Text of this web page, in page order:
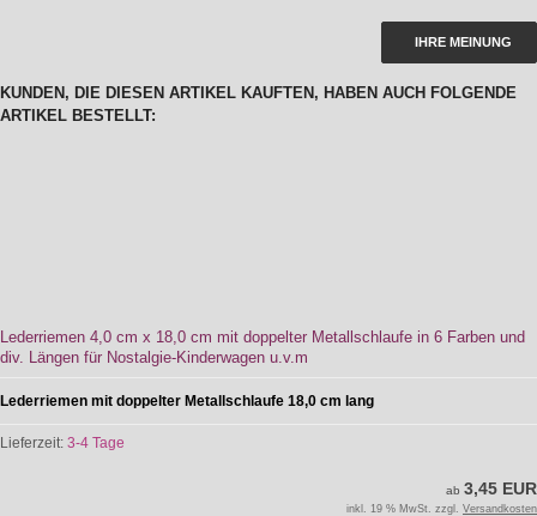
IHRE MEINUNG
KUNDEN, DIE DIESEN ARTIKEL KAUFTEN, HABEN AUCH FOLGENDE
ARTIKEL BESTELLT:
Lederriemen 4,0 cm x 18,0 cm mit doppelter Metallschlaufe in 6 Farben und
div. Längen für Nostalgie-Kinderwagen u.v.m
Lederriemen mit doppelter Metallschlaufe 18,0 cm lang
Lieferzeit: 3-4 Tage
ab 3,45 EUR
inkl. 19 % MwSt. zzgl. Versandkosten